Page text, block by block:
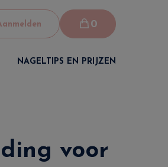
0
NAGELTIPS EN PRIJZEN
voor